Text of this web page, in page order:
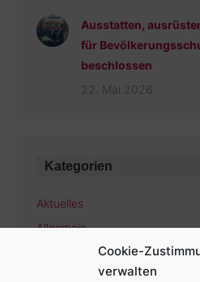
Cookie-
verwalten
Ausstatten,
für
beschlossen
22. Mai 2026
Kategorien
Aktuelles
Allgemein